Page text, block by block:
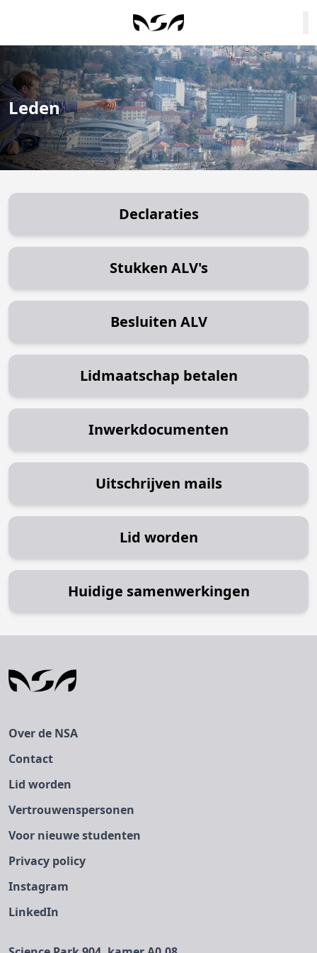
Leden
Declaraties
Stukken ALV's
Besluiten ALV
Lidmaatschap betalen
Inwerkdocumenten
Uitschrijven mails
Lid worden
Huidige samenwerkingen
Over de NSA
Contact
Lid worden
Vertrouwenspersonen
Voor nieuwe studenten
Privacy policy
Instagram
LinkedIn